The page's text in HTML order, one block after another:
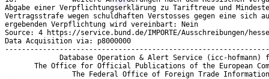
Abgabe einer Verpflichtungserklärung zu Tariftreue und
Vertragsstrafe wegen schuldhaften Verstosses gegen eine
ergebenden Verpflichtung wird vereinbart: Nein
Source: 4 https://service.bund.de/IMPORTE/Ausschreibungen/
Data Acquisition via: p8000000
Database Operation & Alert Service (icc-hofmann)
The Office for Official Publications of the European
                The Federal Office of Foreign Trade Information